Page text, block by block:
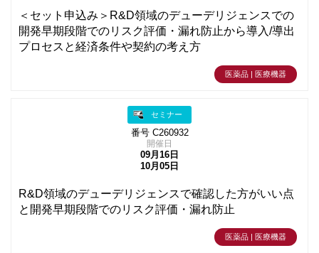
＜セット申込み＞R&D領域のデューデリジェンスでの
開発早期段階でのリスク評価・漏れ防止から導入/導出
プロセスと経済条件や契約の考え方
医薬品 | 医療機器
セミナー
番号 C260932
開催日
09月16日
10月05日
R&D領域のデューデリジェンスで確認した方がいい点
と開発早期段階でのリスク評価・漏れ防止
医薬品 | 医療機器